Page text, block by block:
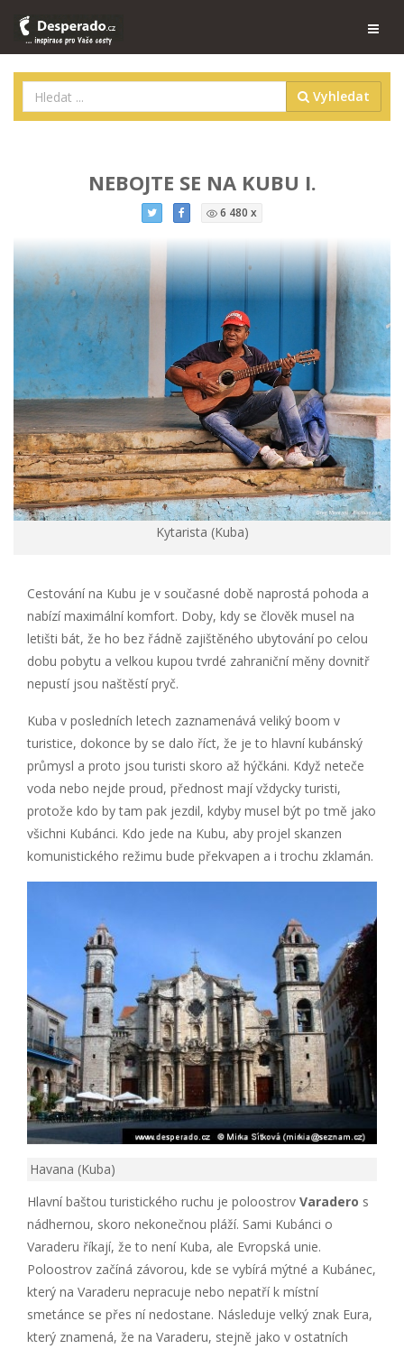
Vyhledat
NEBOJTE SE NA KUBU I.
6 480 x
Kytarista (Kuba)
Cestování na Kubu je v současné době naprostá pohoda a
nabízí maximální komfort. Doby, kdy se člověk musel na
letišti bát, že ho bez řádně zajištěného ubytování po celou
dobu pobytu a velkou kupou tvrdé zahraniční měny dovnitř
nepustí jsou naštěstí pryč.
Kuba v posledních letech zaznamenává veliký boom v
turistice, dokonce by se dalo říct, že je to hlavní kubánský
průmysl a proto jsou turisti skoro až hýčkáni. Když neteče
voda nebo nejde proud, přednost mají vždycky turisti,
protože kdo by tam pak jezdil, kdyby musel být po tmě jako
všichni Kubánci. Kdo jede na Kubu, aby projel skanzen
komunistického režimu bude překvapen a i trochu zklamán.
Havana (Kuba)
Hlavní baštou turistického ruchu je poloostrov Varadero s
nádhernou, skoro nekonečnou pláží. Sami Kubánci o
Varaderu říkají, že to není Kuba, ale Evropská unie.
Poloostrov začíná závorou, kde se vybírá mýtné a Kubánec,
který na Varaderu nepracuje nebo nepatří k místní
smetánce se přes ní nedostane. Následuje velký znak Eura,
který znamená, že na Varaderu, stejně jako v ostatních